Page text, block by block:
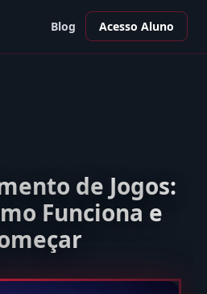
Blog Acesso Aluno
de Jogos:
Funciona e